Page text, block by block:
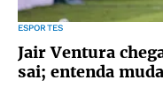
ESPORTES
Jair Ventura
sai; entenda